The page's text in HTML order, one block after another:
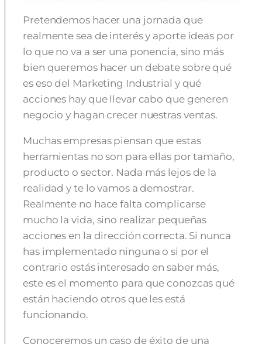
Pretendemos hacer una jornada que
realmente sea de interés y aporte ideas por
lo que no va a ser una ponencia, sino más
bien queremos hacer un debate sobre qué
es eso del Marketing Industrial y qué
acciones hay que llevar cabo que generen
negocio y hagan crecer nuestras ventas.
Muchas empresas piensan que estas
herramientas no son para ellas por tamaño,
producto o sector. Nada más lejos de la
realidad y te lo vamos a demostrar.
Realmente no hace falta complicarse
mucho la vida, sino realizar pequeñas
acciones en la dirección correcta. Si nunca
has implementado ninguna o si por el
contrario estás interesado en saber más,
este es el momento para que conozcas qué
están haciendo otros que les está
funcionando.
Conoceremos un caso de éxito de una